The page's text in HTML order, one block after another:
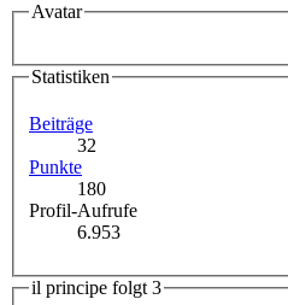
Avatar
Statistiken
Beiträge
32
Punkte
180
Profil-Aufrufe
6.953
il principe folgt 3